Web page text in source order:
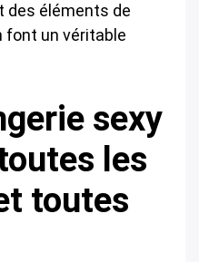
des éléments de
font un véritable
sexy
les
toutes